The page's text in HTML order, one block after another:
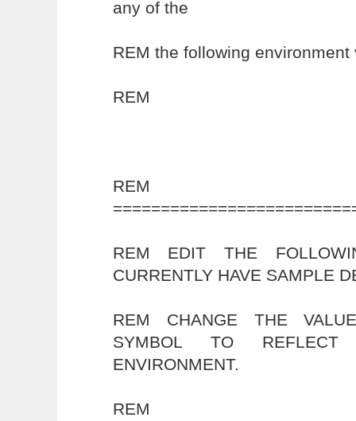
any of the
REM the following environment
REM
REM
REM EDIT THE
CURRENTLY HAVE SAMPLE
REM CHANGE THE
SYMBOL TO REFLECT
ENVIRONMENT.
REM